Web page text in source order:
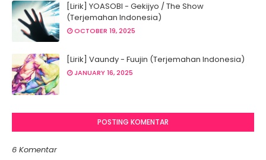
[Lirik] YOASOBI - Gekijyo / The Show
(Terjemahan Indonesia)
OCTOBER 19, 2025
[Lirik] Vaundy - Fuujin (Terjemahan Indonesia)
JANUARY 16, 2025
POSTING KOMENTAR
6 Komentar